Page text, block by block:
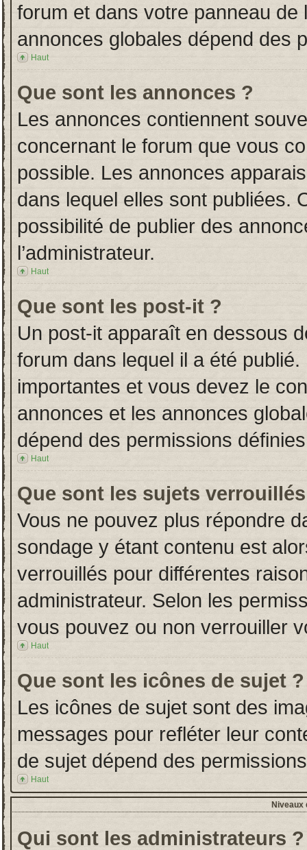
forum et dans votre panneau de
annonces globales dépend des
Haut
Que sont les annonces ?
Les annonces contiennent
concernant le forum que vous
possible. Les annonces
dans lequel elles sont publiées.
possibilité de publier des
l’administrateur.
Haut
Que sont les post-it ?
Un post-it apparaît en dessous
forum dans lequel il a été
importantes et vous devez le
annonces et les annonces
dépend des permissions
Haut
Que sont les sujets
Vous ne pouvez plus répondre
sondage y étant contenu est
verrouillés pour différentes
administrateur. Selon les
vous pouvez ou non verrouiller
Haut
Que sont les icônes de sujet ?
Les icônes de sujet sont des
messages pour refléter leur
de sujet dépend des
Haut
Niveaux
Qui sont les administrateurs ?